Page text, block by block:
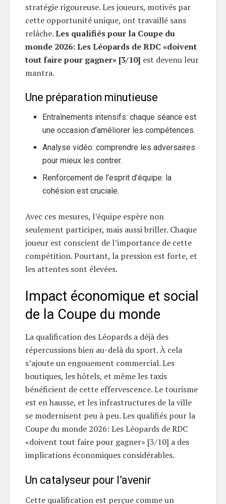
stratégie rigoureuse. Les joueurs, motivés par
cette opportunité unique, ont travaillé sans
relâche.Les qualifiés pour la Coupe du
monde 2026: Les Léopards de RDC «doivent
tout faire pour gagner» [3/10] est devenu leur
mantra.
Une préparation minutieuse
Entraînements intensifs: chaque séance est
une occasion d’améliorer les compétences.
Analyse vidéo: comprendre les adversaires
pour mieux les contrer.
Renforcement de l’esprit d’équipe: la
cohésion est cruciale.
Avec ces mesures, l’équipe espère non
seulement participer, mais aussi briller. Chaque
joueur est conscient de l’importance de cette
compétition. Pourtant, la pression est forte, et
les attentes sont élevées.
Impact économique et social
de la Coupe du monde
La qualification des Léopards a déjà des
répercussions bien au-delà du sport. À cela
s’ajoute un engouement commercial. Les
boutiques, les hôtels, et même les taxis
bénéficient de cette effervescence. Le tourisme
est en hausse, et les infrastructures de la ville
se modernisent peu à peu. Les qualifiés pour la
Coupe du monde 2026: Les Léopards de RDC
«doivent tout faire pour gagner» [3/10] a des
implications économiques considérables.
Un catalyseur pour l’avenir
Cette qualification est perçue comme un